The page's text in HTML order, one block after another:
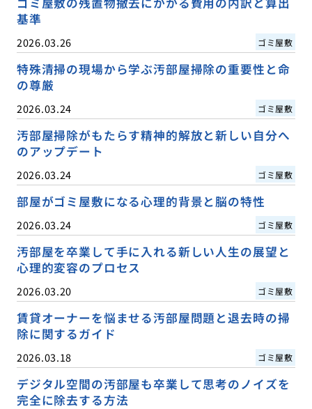
基準
2026.03.26 ゴミ屋敷
特殊清掃の現場から学ぶ汚部屋掃除の重要性と命
の尊厳
2026.03.24 ゴミ屋敷
汚部屋掃除がもたらす精神的解放と新しい自分へ
のアップデート
2026.03.24 ゴミ屋敷
部屋がゴミ屋敷になる心理的背景と脳の特性
2026.03.24 ゴミ屋敷
汚部屋を卒業して手に入れる新しい人生の展望と
心理的変容のプロセス
2026.03.20 ゴミ屋敷
賃貸オーナーを悩ませる汚部屋問題と退去時の掃
除に関するガイド
2026.03.18 ゴミ屋敷
デジタル空間の汚部屋も卒業して思考のノイズを
完全に除去する方法